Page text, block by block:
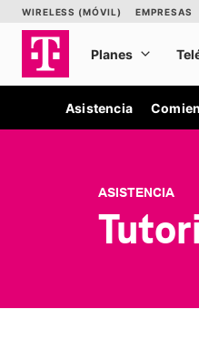
Asistencia
ASISTENCIA